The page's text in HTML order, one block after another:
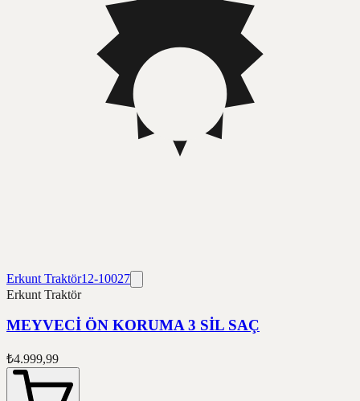
Erkunt Traktör12-10027
Erkunt Traktör
MEYVECİ ÖN KORUMA 3 SİL SAÇ
₺4.999,99